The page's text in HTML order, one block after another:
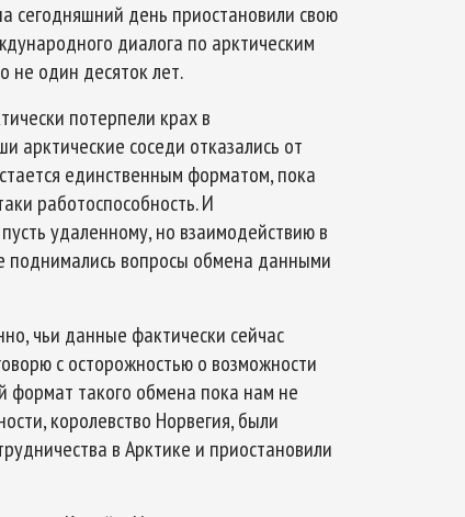
сегодняшний день приостановили свою
диалога по арктическим
не один десяток лет.
потерпели крах в
арктические соседи отказались от
единственным форматом, пока
работоспособность. И
удаленному, но взаимодействию в
поднимались вопросы обмена данными
чьи данные фактически сейчас
с осторожностью о возможности
такого обмена пока нам не
королевство Норвегия, были
в Арктике и приостановили